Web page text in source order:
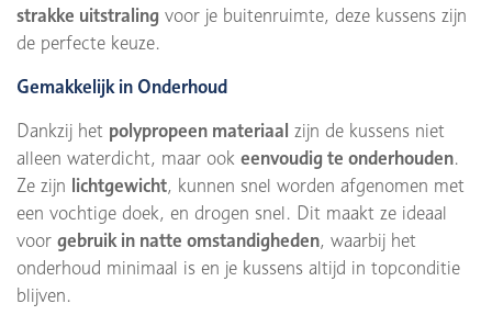
strakke uitstraling voor je buitenruimte, deze kussens zijn
de perfecte keuze.
Gemakkelijk in Onderhoud
Dankzij het polypropeen materiaal zijn de kussens niet
alleen waterdicht, maar ook eenvoudig te onderhouden.
Ze zijn lichtgewicht, kunnen snel worden afgenomen met
een vochtige doek, en drogen snel. Dit maakt ze ideaal
voor gebruik in natte omstandigheden, waarbij het
onderhoud minimaal is en je kussens altijd in topconditie
blijven.